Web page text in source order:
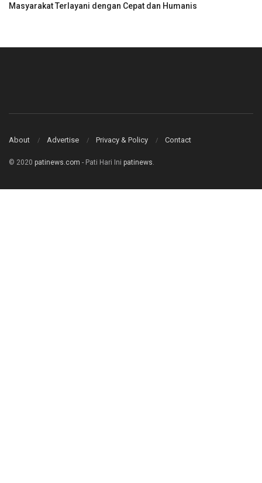
Masyarakat Terlayani dengan Cepat dan Humanis
About Advertise Privacy & Policy Contact
© 2020 patinews.com - Pati Hari Ini patinews.